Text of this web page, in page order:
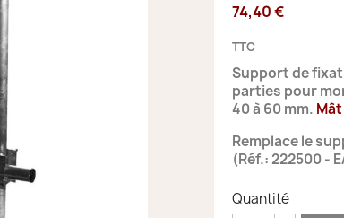
74,40 €
TTC
Support de
parties pour
40 à 60 mm.
Remplace le
(Réf.: 222500 -
Quantité